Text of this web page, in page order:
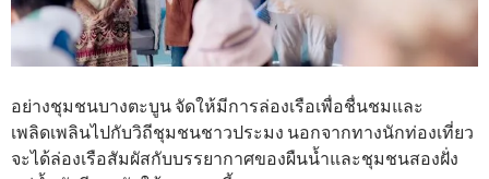
อย่างชุมชนบางตะบูน จัดให้มีการล่องเรือเพื่อชื่นชมและ
เพลิดเพลินไปกับวิถีชุมชนชาวประมง นอกจากทางนักท่องเที่ยว
จะได้ล่องเรือสัมผัสกับบรรยากาศของผืนน้ำและชุมชนสองฝั่ง